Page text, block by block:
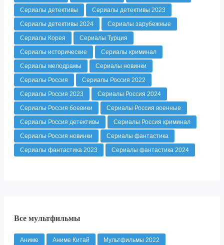
Сериалы детективы
Сериалы детективы 2023
Сериалы детективы 2024
Сериалы зарубежные
Сериалы Корея
Сериалы Турция
Сериалы исторические
Сериалы криминал
Сериалы мелодрамы
Сериалы новинки
Сериалы Россия
Сериалы Россия 2022
Сериалы Россия 2023
Сериалы Россия 2024
Сериалы Россия боевики
Сериалы Россия военные
Сериалы Россия детективы
Сериалы Россия криминал
Сериалы Россия новинки
Сериалы фантастика
Сериалы фантастика 2023
Сериалы фантастика 2024
Все мультфильмы
Аниме Аниме Китай
Мультфильмы 2022